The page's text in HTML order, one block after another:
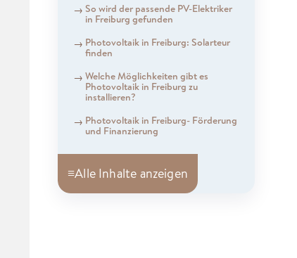
So wird der passende PV-Elektriker
in Freiburg gefunden
Photovoltaik in Freiburg: Solarteur
finden
Welche Möglichkeiten gibt es
Photovoltaik in Freiburg zu
installieren?
Photovoltaik in Freiburg- Förderung
und Finanzierung
≡Alle Inhalte anzeigen